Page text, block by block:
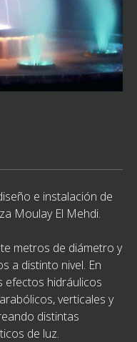
e instalación de
Moulay El Mehdi.
metros de diámetro y
a distinto nivel. En
efectos hidráulicos
verticales y
distintas
de luz.